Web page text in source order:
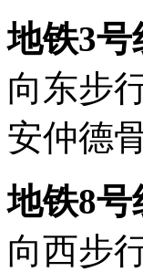
地铁3号
向东步
安仲德
地铁8号
向西步